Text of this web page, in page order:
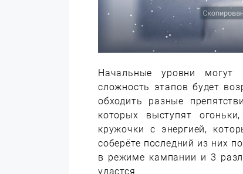
Начальные уровни могут
сложность этапов будет
обходить разные
которых выступят
кружочки с энергией,
соберёте последний из них
в режиме кампании и 3
удастся.